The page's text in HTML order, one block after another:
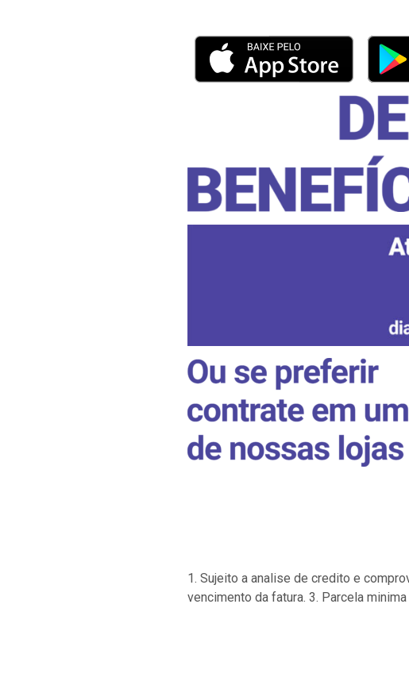
1. Sujeito a analise de credito e
vencimento da fatura. 3. Parcela